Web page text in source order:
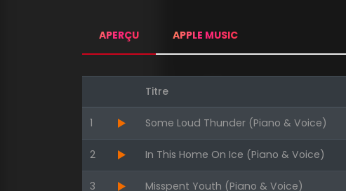
APERÇU APPLE MUSIC
Titre
1 Some Loud Thunder (Piano & Voice)
2 In This Home On Ice (Piano & Voice)
3 Misspent Youth (Piano & Voice)